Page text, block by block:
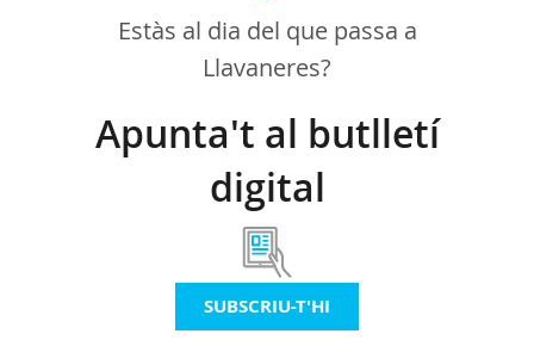
Estàs al dia del que passa a
Llavaneres?
Apunta't al butlletí
digital
SUBSCRIU-T'HI